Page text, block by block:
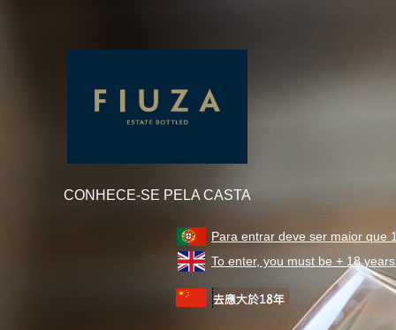
CONHECE-SE PELA CASTA
Para entrar deve ser maior que
To enter, you must be + 18